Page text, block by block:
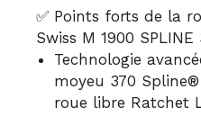
✅ Points forts de la
Swiss M 1900 SPLINE
Technologie
moyeu 370
roue libre Ratchet